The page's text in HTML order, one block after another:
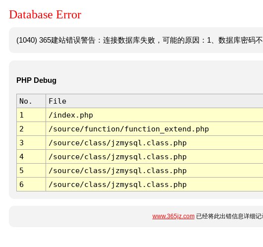
Database Error
(1040) 365建站错误警告：连接数据库失败，可能的原因：1、数据库密码
PHP Debug
No. File
1
/index.php
2
/source/function/function_extend.php
3
/source/class/jzmysql.class.php
4
/source/class/jzmysql.class.php
5
/source/class/jzmysql.class.php
6
/source/class/jzmysql.class.php
www.365jz.com已经将此出错信息详细记